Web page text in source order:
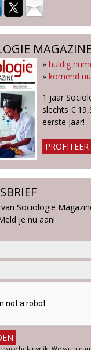
MAGAZINE
» huidig
» komend
1 jaar
slechts €
eerste jaar!
Sociologie
je nu aan!